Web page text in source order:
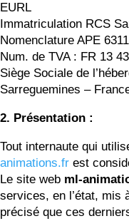
EURL
Immatriculation RCS
Nomenclature APE
Num. de TVA : FR 13
Siège Sociale de
Sarreguemines –
2. Présentation :
Tout internaute qui
animations.fr est
Le site web ml-
services, en l’état, mis
précisé que ces